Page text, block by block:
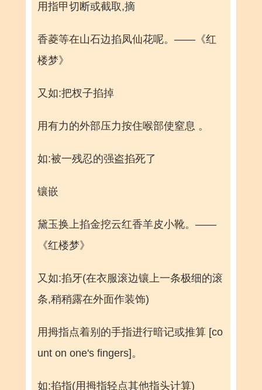
用指甲切断或截取,摘
香菱等在山石边掐凤仙花呢。——《红
楼梦》
又如:把杈子掐掉
用有力的外部压力按住喉部使窒息 。
如:被一残忍的强盗掐死了
镶嵌
黛玉换上掐金挖云红香羊皮小靴。——
《红楼梦》
又如:掐牙(在衣服滚边镶上一条极细的滚
条,稍稍露在外面作装饰)
用拇指点着别的手指进行暗记或推算 [co
unt on one's fingers]。
如:掐指(用拇指轻点其他指头计算)